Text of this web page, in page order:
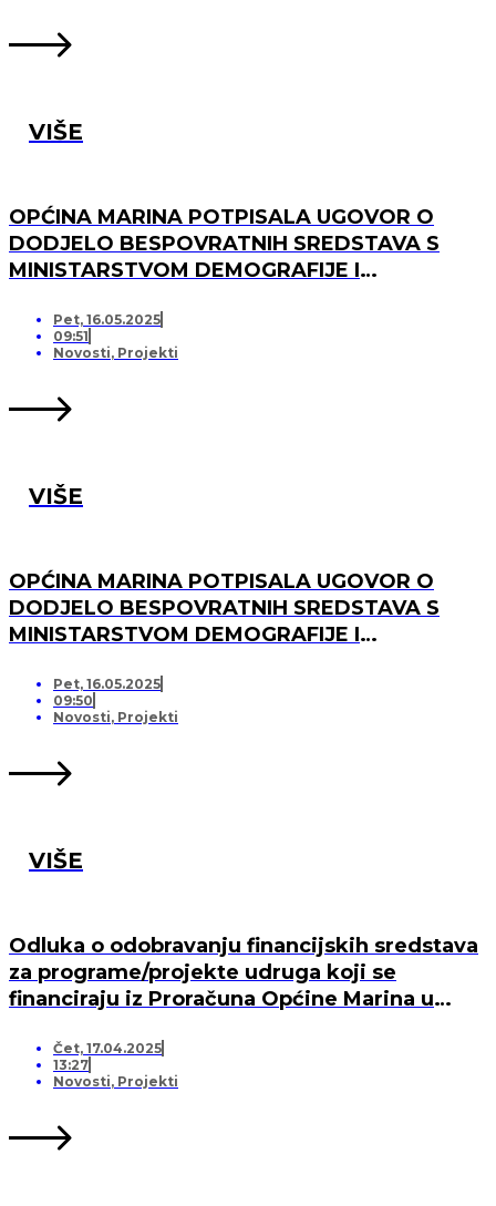
VIŠE
OPĆINA MARINA POTPISALA UGOVOR O
DODJELO BESPOVRATNIH SREDSTAVA S
MINISTARSTVOM DEMOGRAFIJE I
OPREMANJA DJEČJEG IGRALIŠTA U
SVINCIMA
Pet, 16.05.2025
09:51
Novosti, Projekti
VIŠE
OPĆINA MARINA POTPISALA UGOVOR O
DODJELO BESPOVRATNIH SREDSTAVA S
MINISTARSTVOM DEMOGRAFIJE I
OPREMANJA DJEČJEG IGRALIŠTA U DV
MARINA, PO „KRIJESNICA“U POZORCU
Pet, 16.05.2025
09:50
Novosti, Projekti
VIŠE
Odluka o odobravanju financijskih sredstava
za programe/projekte udruga koji se
financiraju iz Proračuna Općine Marina u
Čet, 17.04.2025
13:27
Novosti, Projekti